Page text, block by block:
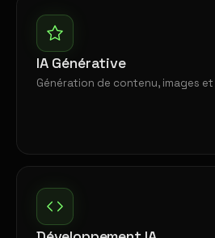
IA Générative
Génération de contenu, images